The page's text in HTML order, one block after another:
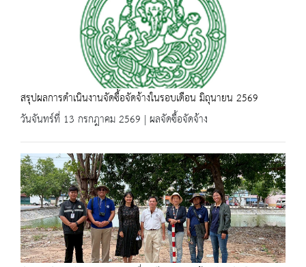
สรุปผลการดำเนินงานจัดซื้อจัดจ้างในรอบเดือน มิถุนายน 2569
วันจันทร์ที่ 13 กรกฎาคม 2569 | ผลจัดซื้อจัดจ้าง